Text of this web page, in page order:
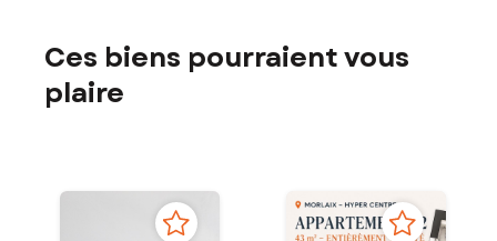
Ces biens pourraient vous
plaire